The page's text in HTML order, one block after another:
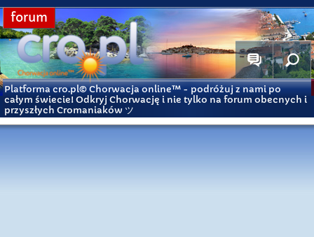
forum
Platforma cro.pl© Chorwacja online™ - podróżuj z nami po
całym świecie! Odkryj Chorwację i nie tylko na forum obecnych i
przyszłych Cromaniaków ツ